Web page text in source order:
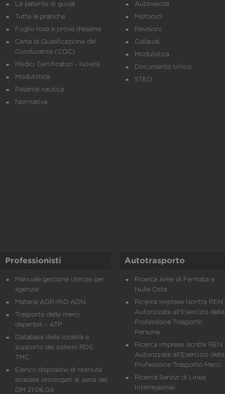
La patente di guida
Tutte le pratiche
Foglio rosa e prove d’esame
Carta di Qualificazione del
Conducente (CQC)
Medici Certificatori - Novità
Modulistica
Patente nautica
Normativa
Autoveicoli
Motocicli
Revisioni
Collaudi
Modulistica
Documento Unico
STED
Professionisti
Manuale gestione utenze per
agenzie
Materia ADR-RID-ADN
Trasporto delle merci
deperibili - ATP
Database delle località a
supporto dei sistemi RDS
TMC
Elenco dispositivi di ritenuta
stradale omologati ai sensi del
DM 21.06.04
Autotrasporto
Ricerca Aree di Fermata e
Nulla Osta
Ricerca Imprese Iscritte REN
Autorizzate all'Esercizio della
Professione Trasporto
Persone
Ricerca Imprese iscritte REN
Autorizzate all'Esercizio della
Professione Trasporto Merci
Ricerca Servizi di Linea
Interregionali